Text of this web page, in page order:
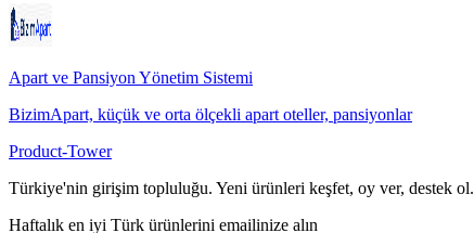
Apart ve Pansiyon Yönetim Sistemi
BizimApart, küçük ve orta ölçekli apart oteller, pansiyonlar
Product-Tower
Türkiye'nin girişim topluluğu. Yeni ürünleri keşfet, oy ver, destek ol.
Haftalık en iyi Türk ürünlerini emailinize alın